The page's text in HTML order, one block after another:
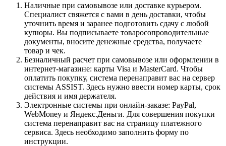
Наличные при самовывозе или доставке курьером.
Специалист свяжется с вами в день доставки, чтобы
уточнить время и заранее подготовить сдачу с любой
купюры. Вы подписываете товаросопроводительные
документы, вносите денежные средства, получаете
товар и чек.
Безналичный расчет при самовывозе или оформлении в
интернет-магазине: карты Visa и MasterCard. Чтобы
оплатить покупку, система перенаправит вас на сервер
системы ASSIST. Здесь нужно ввести номер карты, срок
действия и имя держателя.
Электронные системы при онлайн-заказе: PayPal,
WebMoney и Яндекс.Деньги. Для совершения покупки
система перенаправит вас на страницу платежного
сервиса. Здесь необходимо заполнить форму по
инструкции.